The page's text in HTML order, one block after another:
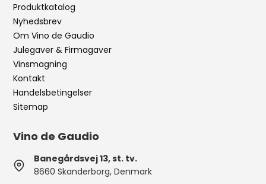
Produktkatalog
Nyhedsbrev
Om Vino de Gaudio
Julegaver & Firmagaver
Vinsmagning
Kontakt
Handelsbetingelser
Sitemap
Vino de Gaudio
Banegårdsvej 13, st. tv.
8660 Skanderborg, Denmark